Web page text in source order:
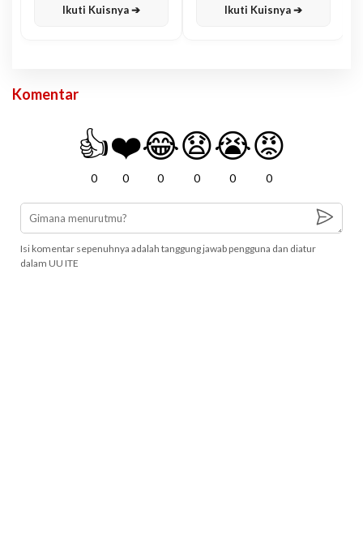
Ikuti Kuisnya ➔ Ikuti Kuisnya ➔
Komentar
👍
0
❤️
0
😂
0
😧
0
😭
0
😡
0
Isi komentar sepenuhnya adalah tanggung jawab pengguna dan diatur
dalam UU ITE